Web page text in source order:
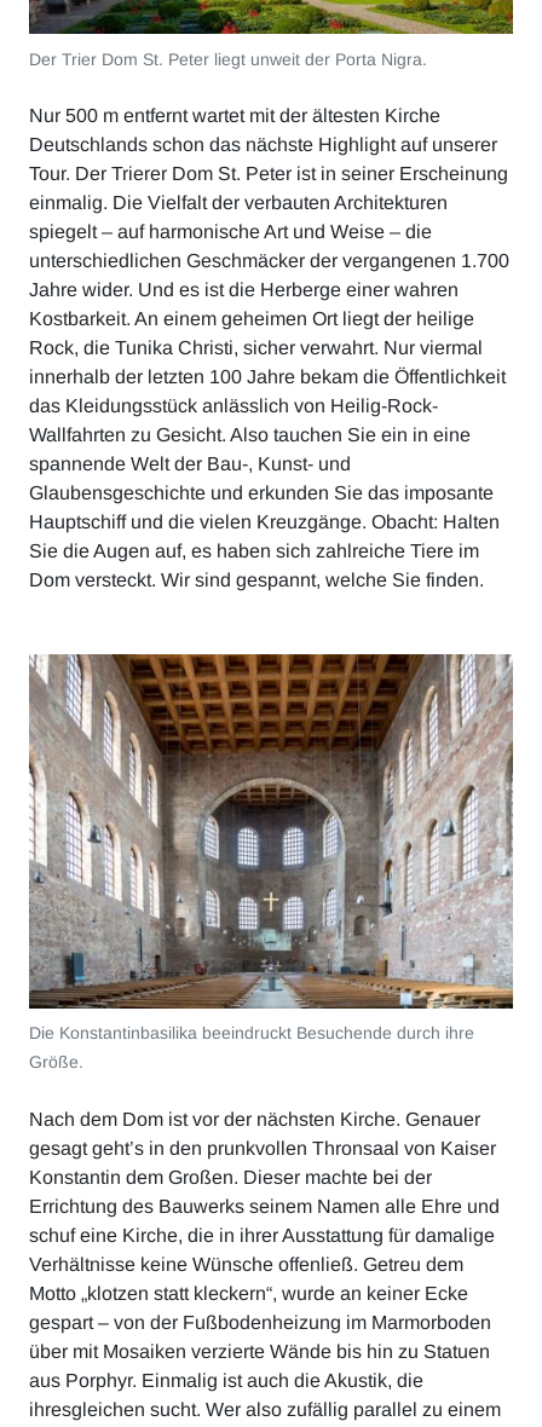
Der Trier Dom St. Peter liegt unweit der Porta Nigra.
Nur 500 m entfernt wartet mit der ältesten Kirche
Deutschlands schon das nächste Highlight auf unserer
Tour. Der Trierer Dom St. Peter ist in seiner Erscheinung
einmalig. Die Vielfalt der verbauten Architekturen
spiegelt – auf harmonische Art und Weise – die
unterschiedlichen Geschmäcker der vergangenen 1.700
Jahre wider. Und es ist die Herberge einer wahren
Kostbarkeit. An einem geheimen Ort liegt der heilige
Rock, die Tunika Christi, sicher verwahrt. Nur viermal
innerhalb der letzten 100 Jahre bekam die Öffentlichkeit
das Kleidungsstück anlässlich von Heilig-Rock-
Wallfahrten zu Gesicht. Also tauchen Sie ein in eine
spannende Welt der Bau-, Kunst- und
Glaubensgeschichte und erkunden Sie das imposante
Hauptschiff und die vielen Kreuzgänge. Obacht: Halten
Sie die Augen auf, es haben sich zahlreiche Tiere im
Dom versteckt. Wir sind gespannt, welche Sie finden.
Die Konstantinbasilika beeindruckt Besuchende durch ihre
Größe.
Nach dem Dom ist vor der nächsten Kirche. Genauer
gesagt geht’s in den prunkvollen Thronsaal von Kaiser
Konstantin dem Großen. Dieser machte bei der
Errichtung des Bauwerks seinem Namen alle Ehre und
schuf eine Kirche, die in ihrer Ausstattung für damalige
Verhältnisse keine Wünsche offenließ. Getreu dem
Motto „klotzen statt kleckern“, wurde an keiner Ecke
gespart – von der Fußbodenheizung im Marmorboden
über mit Mosaiken verzierte Wände bis hin zu Statuen
aus Porphyr. Einmalig ist auch die Akustik, die
ihresgleichen sucht. Wer also zufällig parallel zu einem